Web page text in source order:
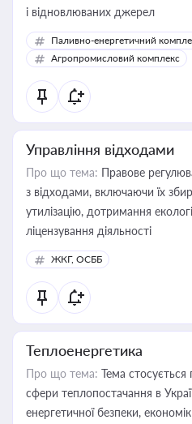
і відновлюваних джерел
Паливно-енергетичний
Агропромисловий комплекс
Управління відходами
Про що тема: Правове
з відходами, включаючи їх
утилізацію, дотримання
ліцензування діяльності
ЖКГ, ОСББ
Теплоенергетика
Про що тема: Тема
сфери теплопостачання в
енергетичної безпеки,